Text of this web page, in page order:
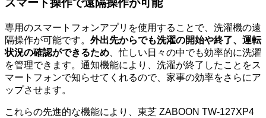
スマート操作で遠隔操作が可能
専用のスマートフォンアプリを使用することで、洗濯機の遠
隔操作が可能です。 外出先からでも洗濯の開始や終了、運転
状況の確認ができるため 、忙しい日々の中でも効率的に洗濯
を管理できます。通知機能により、洗濯が終了したことをス
マートフォンで知らせてくれるので、家事の効率をさらにア
ップさせます。
これらの先進的な機能により、東芝 ZABOON TW-127XP4